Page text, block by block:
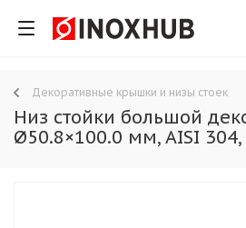
Декоративные крышки и низы стоек
Низ стойки большой
Ø50.8×100.0 мм, AISI 304,